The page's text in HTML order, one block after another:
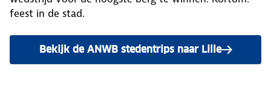
feest in de stad.
Bekijk de ANWB stedentrips naar Lille